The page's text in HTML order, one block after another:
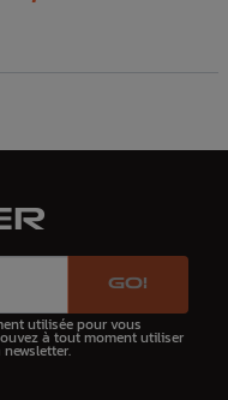
GO!
utilisée pour vous
à tout moment utiliser